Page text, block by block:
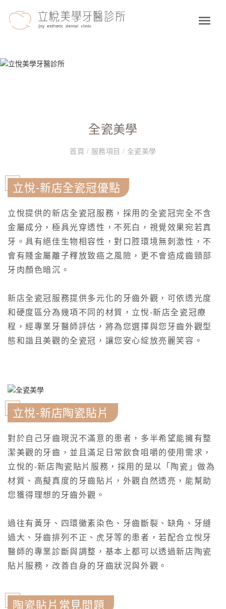
全瓷美學
首頁 / 服務項目 / 全瓷美學
立悅-新店全瓷冠優點
立悅提供的新店全瓷冠服務，採用的全瓷冠完全不含
金屬成分，極具光穿透性，不死白，視覺效果宛若真
牙。具有絕佳生物相容性，對口腔環境無刺激性，不
會有賤金屬離子釋放致癌之風險，更不會造成齒頸部
牙肉顏色暗沉。
新店全瓷冠服務提供多元化的牙齒外觀，可依透光度
和硬度區分為幾項不同的材質，立悅-新店全瓷冠療
程，經專業牙醫師評估，將為您選擇與您牙齒外觀型
態和諧且美觀的全瓷冠，讓您安心綻放亮麗笑容。
立悅-新店陶瓷貼片
對於自己牙齒現況不滿意的患者，多半希望能擁有整
潔美觀的牙齒，並且滿足日常飲食咀嚼的使用需求，
立悅的-新店陶瓷貼片服務，採用的是以「陶瓷」做為
材質、高擬真度的牙齒貼片，外觀自然透亮，能幫助
您獲得理想的牙齒外觀。
過往有黃牙、四環黴素染色、牙齒斷裂、缺角、牙縫
過大、牙齒排列不正、虎牙等的患者，若配合立悅牙
醫師的專業診斷與調整，基本上都可以透過新店陶瓷
貼片服務，改善自身的牙齒狀況與外觀。
陶瓷貼片常見問題